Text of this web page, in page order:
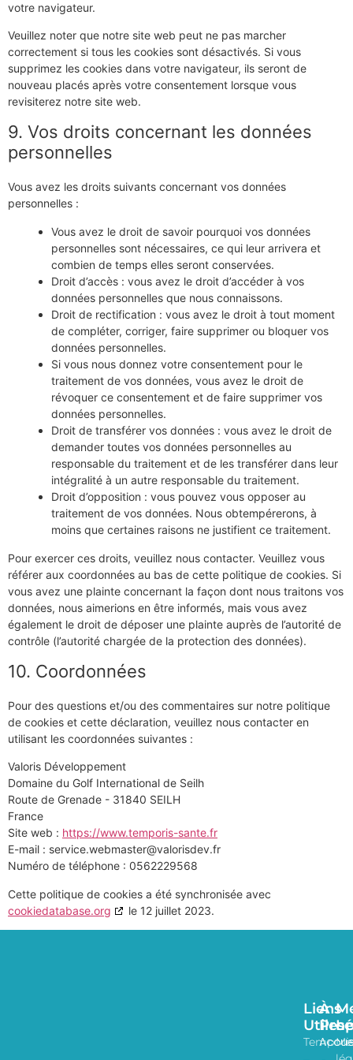
votre navigateur.
Veuillez noter que notre site web peut ne pas marcher
correctement si tous les cookies sont désactivés. Si vous
supprimez les cookies dans votre navigateur, ils seront de
nouveau placés après votre consentement lorsque vous
revisiterez notre site web.
9. Vos droits concernant les données
personnelles
Vous avez les droits suivants concernant vos données
personnelles :
Vous avez le droit de savoir pourquoi vos données
personnelles sont nécessaires, ce qui leur arrivera et
combien de temps elles seront conservées.
Droit d’accès : vous avez le droit d’accéder à vos
données personnelles que nous connaissons.
Droit de rectification : vous avez le droit à tout moment
de compléter, corriger, faire supprimer ou bloquer vos
données personnelles.
Si vous nous donnez votre consentement pour le
traitement de vos données, vous avez le droit de
révoquer ce consentement et de faire supprimer vos
données personnelles.
Droit de transférer vos données : vous avez le droit de
demander toutes vos données personnelles au
responsable du traitement et de les transférer dans leur
intégralité à un autre responsable du traitement.
Droit d’opposition : vous pouvez vous opposer au
traitement de vos données. Nous obtempérerons, à
moins que certaines raisons ne justifient ce traitement.
Pour exercer ces droits, veuillez nous contacter. Veuillez vous
référer aux coordonnées au bas de cette politique de cookies. Si
vous avez une plainte concernant la façon dont nous traitons vos
données, nous aimerions en être informés, mais vous avez
également le droit de déposer une plainte auprès de l’autorité de
contrôle (l’autorité chargée de la protection des données).
10. Coordonnées
Pour des questions et/ou des commentaires sur notre politique
de cookies et cette déclaration, veuillez nous contacter en
utilisant les coordonnées suivantes :
Valoris Développement
Domaine du Golf International de Seilh
Route de Grenade - 31840 SEILH
France
Site web : https://www.temporis-sante.fr
E-mail : service.webmaster@valorisdev.fr
Numéro de téléphone : 0562229568
Cette politique de cookies a été synchronisée avec
cookiedatabase.org
le 12 juillet 2023.
À
Liens
Utiles